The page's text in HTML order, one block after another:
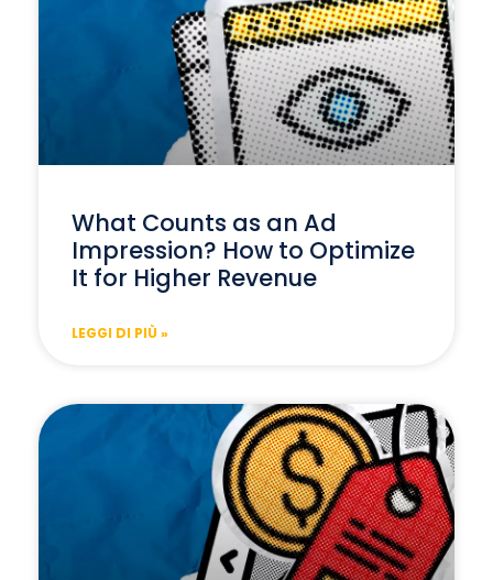
What Counts as an Ad
Impression? How to Optimize
It for Higher Revenue
LEGGI DI PIÙ »